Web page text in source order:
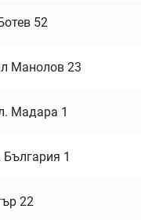
52
Манолов 23
Мадара 1
1
22